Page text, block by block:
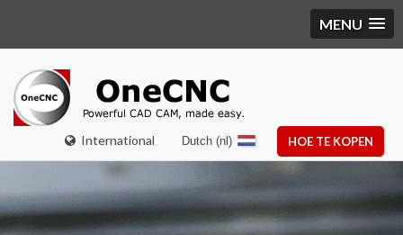
MENU
International HOE TE KOPEN
Dutch (nl)